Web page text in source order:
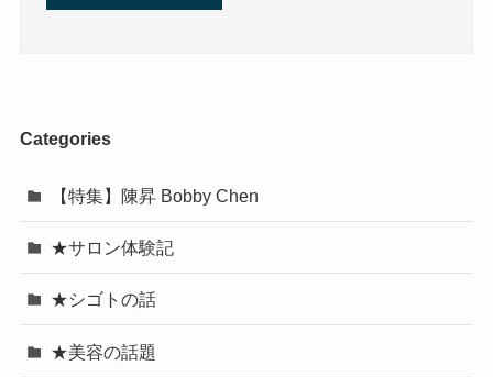
Categories
【特集】陳昇 Bobby Chen
★サロン体験記
★シゴトの話
★美容の話題